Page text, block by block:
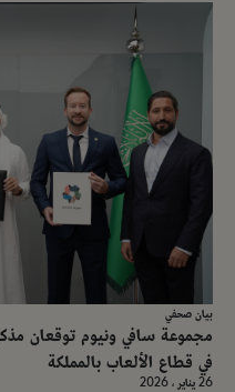
بيان صحفي
مجموعة سافي ونيوم توقعان
في قطاع الألعاب بالمملكة
26 يناير ، 2026